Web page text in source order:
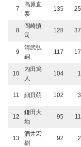
7
高原直
泰
135 25
8
岡崎慎
司
128 37
9
清武弘
嗣
117 17
10
内田篤
人
104 1
11 細貝萌 102 3
12
鎌田大
地
95 11
13
酒井宏
樹
92 2